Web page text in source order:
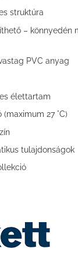
struktúra
– könnyedén
PVC anyag
élettartam
27 °C)
tulajdonságok